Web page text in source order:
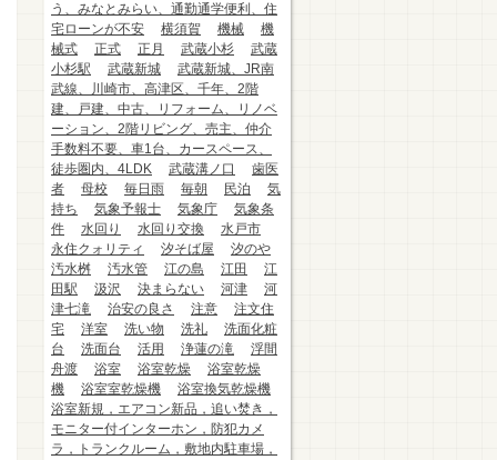
う、みなとみらい、通勤通学便利、住
宅ローンが不安
横須賀 機械
機
械式
正式 正月 武蔵小杉
武蔵
小杉駅
武蔵新城
武蔵新城、JR南
武線、川崎市、高津区、千年、2階
建、戸建、中古、リフォーム、リノベ
ーション、2階リビング、売主、仲介
手数料不要、車1台、カースペース、
徒歩圏内、4LDK
武蔵溝ノ口
歯医
者
母校 毎日雨 毎朝 民泊
気
持ち
気象予報士 気象庁
気象条
件
水回り 水回り交換
水戸市
永住クォリティ
汐そば屋
汐のや
汚水桝
汚水管 江の島 江田
江
田駅
汲沢 決まらない 河津
河
津七滝
治安の良さ 注意
注文住
宅
洋室 洗い物 洗礼
洗面化粧
台
洗面台 活用 浄蓮の滝
浮間
舟渡
浴室 浴室乾燥
浴室乾燥
機
浴室室乾燥機
浴室換気乾燥機
浴室新規，エアコン新品，追い焚き，
モニター付インターホン，防犯カメ
ラ，トランクルーム，敷地内駐車場，